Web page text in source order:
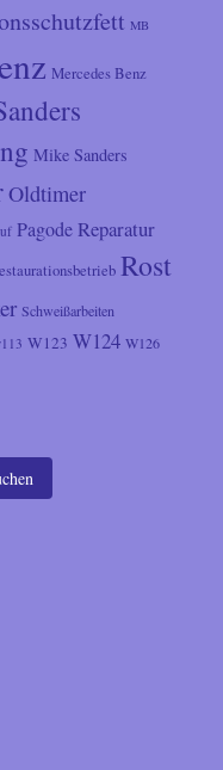
MB
Mercedes Benz
Mike Sanders
Oldtimer
PagodeReparatur
Rost
Schweißarbeiten
W123 W124 W126